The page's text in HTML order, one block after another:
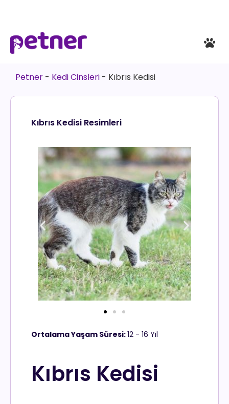
Petner - Kedi Cinsleri - Kıbrıs Kedisi
Kıbrıs Kedisi Resimleri
Ortalama Yaşam Süresi:12 - 16 Yıl
Kıbrıs Kedisi